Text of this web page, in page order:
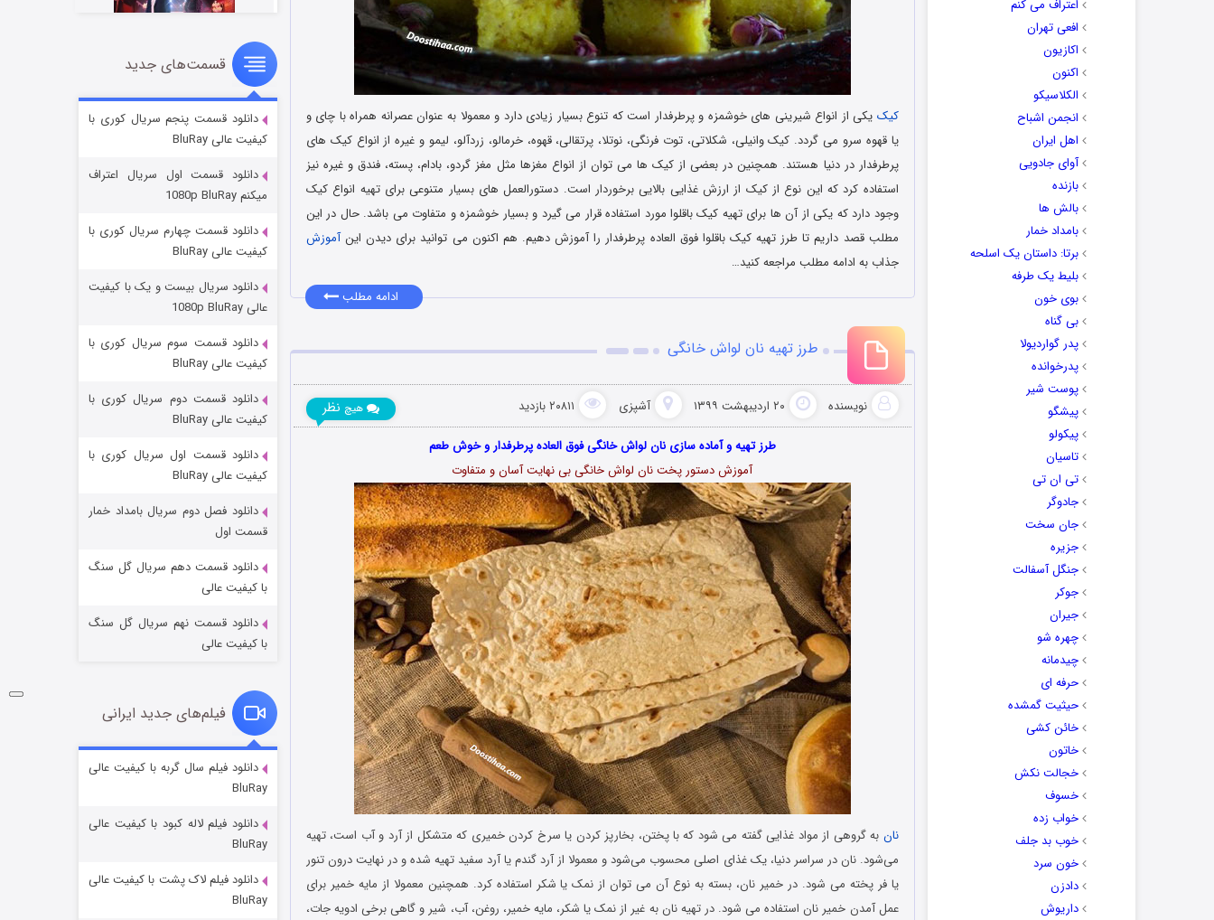
اعتراف می کنم
افعی تهران
اکازیون
اکنون
الکلاسیکو
انجمن اشباح
اهل ایران
آوای جادویی
بازنده
بالش ها
بامداد خمار
برتا: داستان یک اسلحه
بلیط یک‌‌ طرفه
بوی خون
بی گناه
پدر گواردیولا
پدرخوانده
پوست شیر
پیشگو
پیکولو
تاسیان
تی ان تی
جادوگر
جان سخت
جزیره
جنگل آسفالت
جوکر
جیران
چهره شو
چیدمانه
حرفه ای
حیثیت گمشده
خائن کشی
خاتون
خجالت نکش
خسوف
خواب زده
خوب بد جلف
خون سرد
دادزن
داریوش
کیک یکی از انواع شیرینی های خوشمزه و پرطرفدار است که تنوع بسیار زیادی دارد و معمولا به عنوان عصرانه همراه با چای و
یا قهوه سرو می گردد. کیک وانیلی، شکلاتی، توت فرنگی، نوتلا، پرتقالی، قهوه، خرمالو، زردآلو، لیمو و غیره از انواع کیک های
پرطرفدار در دنیا هستند. همچنین در بعضی از کیک ها می توان از انواع مغزها مثل مغز گردو، بادام، پسته، فندق و غیره نیز
استفاده کرد که این نوع از کیک از ارزش غذایی بالایی برخوردار است. دستورالعمل های بسیار متنوعی برای تهیه انواع کیک
وجود دارد که یکی از آن ها برای تهیه کیک باقلوا مورد استفاده قرار می گیرد و بسیار خوشمزه و متفاوت می باشد. حال در این
مطلب قصد داریم تا طرز تهیه کیک باقلوا فوق العاده پرطرفدار را آموزش دهیم. هم اکنون می توانید برای دیدن اینآموزش
جذاب به ادامه مطلب مراجعه کنید…
ادامه مطلب
طرز تهیه نان لواش خانگی
نویسنده ۲۰ اردیبهشت ۱۳۹۹ آشپزی ۲۰۸۱۱ بازدید هیچ نظر
طرز تهیه و آماده سازی نان لواش خانگی فوق العاده پرطرفدار و خوش طعم
آموزش دستور پخت نان لواش خانگی بی نهایت آسان و متفاوت
نان به گروهی از مواد غذایی گفته می ‌شود که با پختن، بخارپز کردن یا سرخ کردن خمیری که متشکل از آرد و آب است، تهیه
می‌شود. نان در سراسر دنیا، یک غذای اصلی محسوب می‌شود و معمولا از آرد گندم یا آرد سفید تهیه شده و در نهایت درون تنور
یا فر پخته می شود. در خمیر نان، بسته به نوع آن می توان از نمک یا شکر استفاده کرد. همچنین معمولا از مایه خمیر برای
عمل آمدن خمیر نان استفاده می‌ شود. در تهیه نان به غیر از نمک یا شکر، مایه خمیر، روغن، آب، شیر و گاهی برخی ادویه جات،
سریال زشت
قسمت۲ (زیرنویس) منتشر شد
مردگان متحرک: شهر مرده ۳
شکست استوارت در نجات جهان
قسمت ۷ (زیرنویس) منتشر شد
شوگر فصل ۲
قسمت
قسمت‌های جدید
دانلود قسمت پنجم سریال کوری با
کیفیت عالی BluRay
دانلود قسمت اول سریال اعتراف
میکنم 1080p BluRay
دانلود قسمت چهارم سریال کوری با
کیفیت عالی BluRay
دانلود سریال بیست و یک با کیفیت
عالی 1080p BluRay
دانلود قسمت سوم سریال کوری با
کیفیت عالی BluRay
دانلود قسمت دوم سریال کوری با
کیفیت عالی BluRay
دانلود قسمت اول سریال کوری با
کیفیت عالی BluRay
دانلود فصل دوم سریال بامداد خمار
قسمت اول
دانلود قسمت دهم سریال گل سنگ
با کیفیت عالی
دانلود قسمت نهم سریال گل سنگ
با کیفیت عالی
فیلم‌های جدید ایرانی
دانلود فیلم سال گربه با کیفیت عالی
BluRay
دانلود فیلم لاله کبود با کیفیت عالی
BluRay
دانلود فیلم لاک پشت با کیفیت عالی
BluRay